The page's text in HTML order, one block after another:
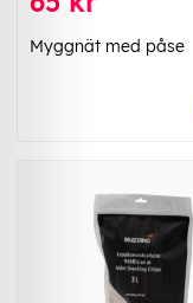
Myggnät med påse